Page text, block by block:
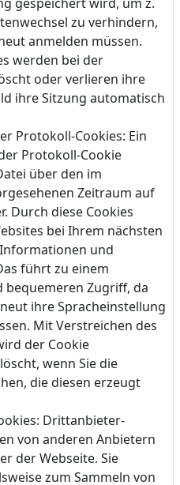
zu verhindern,
anmelden müssen.
werden bei der
oder verlieren ihre
ihre Sitzung automatisch
Protokoll-Cookies: Ein
Protokoll-Cookie
über den im
Zeitraum auf
Durch diese Cookies
bei Ihrem nächsten
und
führt zu einem
bequemeren Zugriff, da
ihre Spracheinstellung
Mit Verstreichen des
der Cookie
wenn Sie die
die diesen erzeugt
Drittanbieter-
von anderen Anbietern
der Webseite. Sie
zum Sammeln von